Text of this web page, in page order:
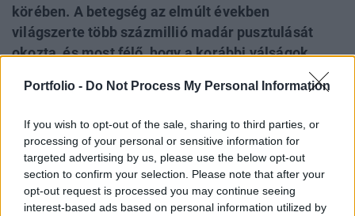
Portfolio - Do Not Process My Personal Information
If you wish to opt-out of the sale, sharing to third parties, or
processing of your personal or sensitive information for
targeted advertising by us, please use the below opt-out
section to confirm your selection. Please note that after your
opt-out request is processed you may continue seeing
interest-based ads based on personal information utilized by
körében. A betegség az elmúlt években
világszerte több százmillió madár pusztulását
okozta, és most félő, hogy a korábbi válságok
mutatták ki emberekben vagy szarvasmarhákban,
járványveszélyt.
Az Európai Unióban a madárinfluenza terjedése felgyorsult
az idei szezonban. Az Állategészségügyi Világszervezet
adatai szerint augusztus 1-je és a múlt hét vége között